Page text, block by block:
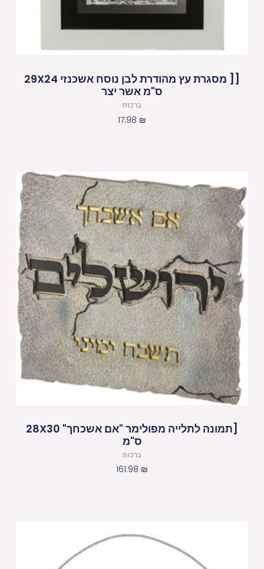
[[ מסגרת עץ מהודרת לבן נוסח אשכנזי 29X24
ס"מ אשר יצר
ברכות
17.98 ₪
[תמונה לתלייה מפולימר "אם אשכחך" 28X30
ס"מ
ברכות
161.98 ₪